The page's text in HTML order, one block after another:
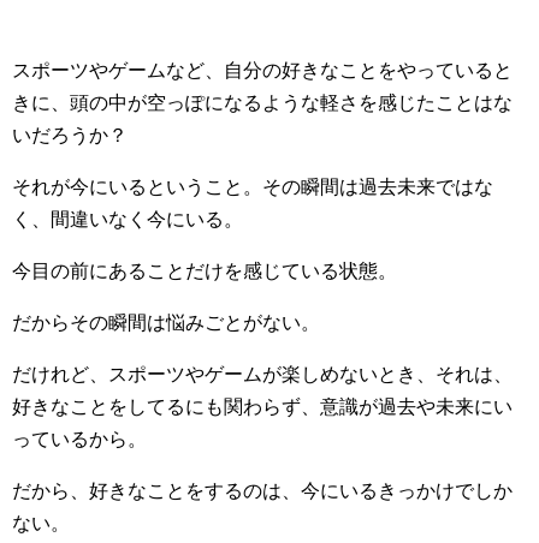
スポーツやゲームなど、自分の好きなことをやっていると
きに、頭の中が空っぽになるような軽さを感じたことはな
いだろうか？
それが今にいるということ。その瞬間は過去未来ではな
く、間違いなく今にいる。
今目の前にあることだけを感じている状態。
だからその瞬間は悩みごとがない。
だけれど、スポーツやゲームが楽しめないとき、それは、
好きなことをしてるにも関わらず、意識が過去や未来にい
っているから。
だから、好きなことをするのは、今にいるきっかけでしか
ない。